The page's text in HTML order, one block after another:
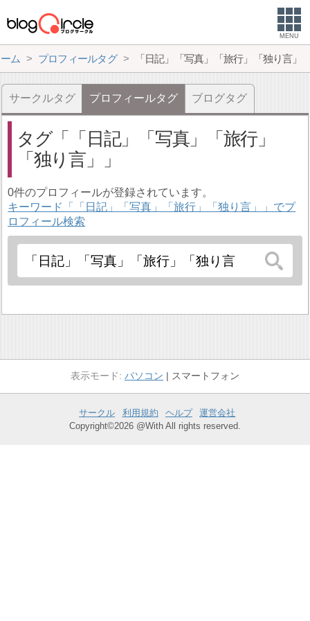
MENU
ム プロフィールタグ 「日記」「写真」「旅行」「独り言」
サークルタグ プロフィールタグ ブログタグ
タグ
「日記」「写真」「旅行」
「独り言」
0件のプロフィールが登録されています。
キーワード「「日記」「写真」「旅行」「独り言」」でプ
ロフィール検索
パソコン スマートフォン
サークル 利用規約 ヘルプ
運営会社
Copyright©2026 @With All rights reserved.